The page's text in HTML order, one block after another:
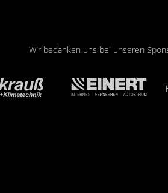
Wir bedanken uns bei unseren